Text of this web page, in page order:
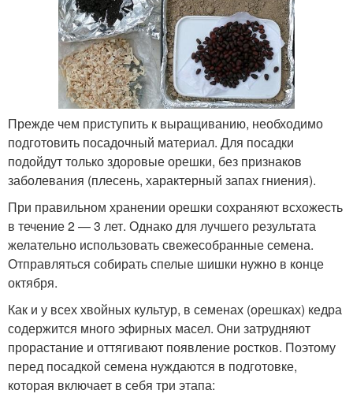
Прежде чем приступить к выращиванию, необходимо
подготовить посадочный материал. Для посадки
подойдут только здоровые орешки, без признаков
заболевания (плесень, характерный запах гниения).
При правильном хранении орешки сохраняют всхожесть
в течение 2 — 3 лет. Однако для лучшего результата
желательно использовать свежесобранные семена.
Отправляться собирать спелые шишки нужно в конце
октября.
Как и у всех хвойных культур, в семенах (орешках) кедра
содержится много эфирных масел. Они затрудняют
прорастание и оттягивают появление ростков. Поэтому
перед посадкой семена нуждаются в подготовке,
которая включает в себя три этапа: